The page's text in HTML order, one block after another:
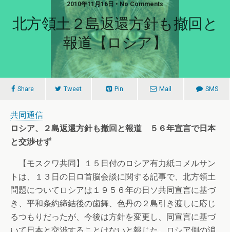
2010年11月16日 • No Comments
北方領土２島返還方針も撤回と
報道【ロシア】
Share Tweet Pin Mail SMS
共同通信
ロシア、２島返還方針も撤回と報道 ５６年宣言で日本
と交渉せず
【モスクワ共同】１５日付のロシア有力紙コメルサン
トは、１３日の日ロ首脳会談に関する記事で、北方領土
問題についてロシアは１９５６年の日ソ共同宣言に基づ
き、平和条約締結後の歯舞、色丹の２島引き渡しに応じ
るつもりだったが、今後は方針を変更し、同宣言に基づ